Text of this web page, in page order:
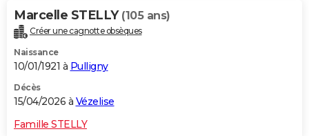
Marcelle STELLY (105 ans)
Créer une cagnotte obsèques
Naissance
10/01/1921 à Pulligny
Décès
15/04/2026 à Vézelise
Famille STELLY